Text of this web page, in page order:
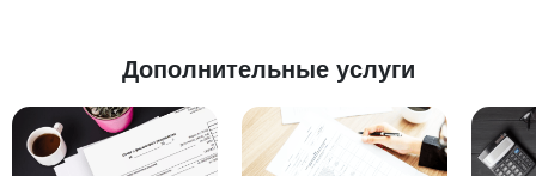
Дополнительные услуги